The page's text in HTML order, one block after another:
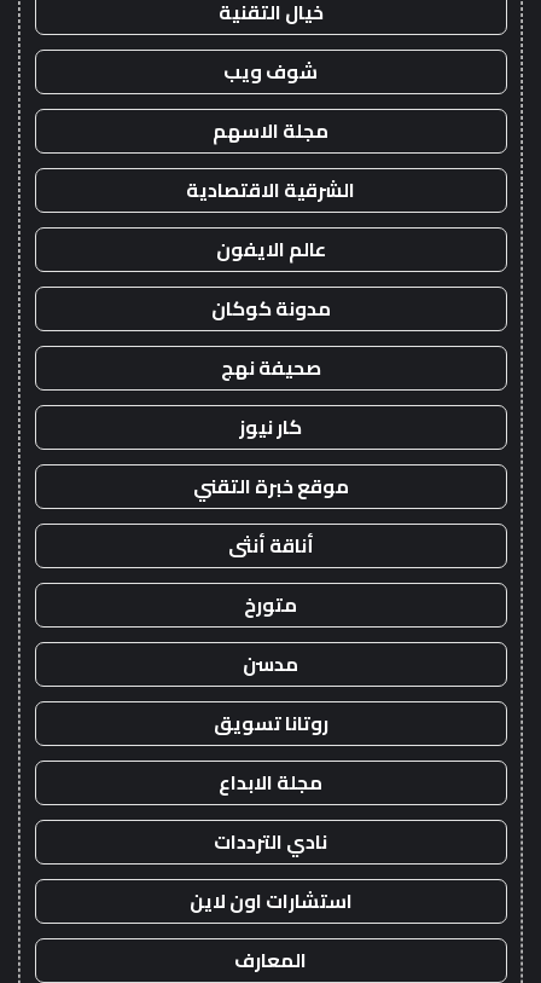
خيال التقنية
شوف ويب
مجلة الاسهم
الشرقية الاقتصادية
عالم الايفون
مدونة كوكان
صحيفة نهج
كار نيوز
موقع خبرة التقني
أناقة أنثى
متورخ
مدسن
روتانا تسويق
مجلة الابداع
نادي الترددات
استشارات اون لاين
المعارف